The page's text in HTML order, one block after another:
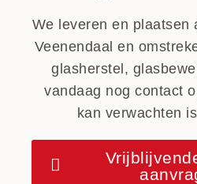
We leveren en plaatsen
Veenendaal en
glasherstel,
vandaag nog contact
kan verwachten